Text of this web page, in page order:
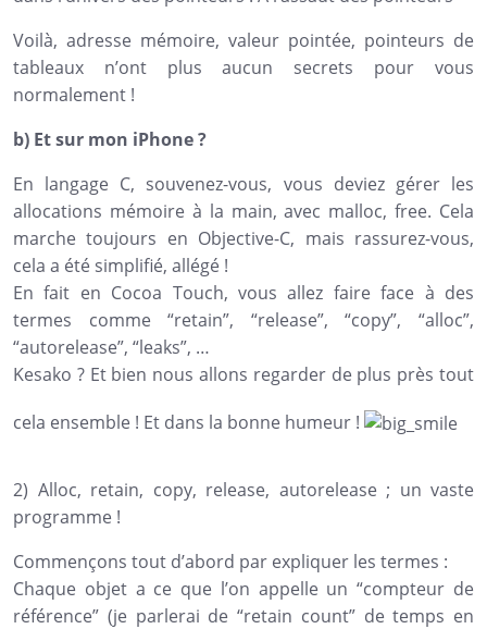
Voilà, adresse mémoire, valeur pointée, pointeurs de
tableaux n’ont plus aucun secrets pour vous
normalement !
b) Et sur mon iPhone ?
En langage C, souvenez-vous, vous deviez gérer les
allocations mémoire à la main, avec malloc, free. Cela
marche toujours en Objective-C, mais rassurez-vous,
cela a été simplifié, allégé !
En fait en Cocoa Touch, vous allez faire face à des
termes comme “retain”, “release”, “copy”, “alloc”,
“autorelease”, “leaks”, …
Kesako ? Et bien nous allons regarder de plus près tout
cela ensemble ! Et dans la bonne humeur !
2) Alloc, retain, copy, release, autorelease ; un vaste
programme !
Commençons tout d’abord par expliquer les termes :
Chaque objet a ce que l’on appelle un “compteur de
référence” (je parlerai de “retain count” de temps en